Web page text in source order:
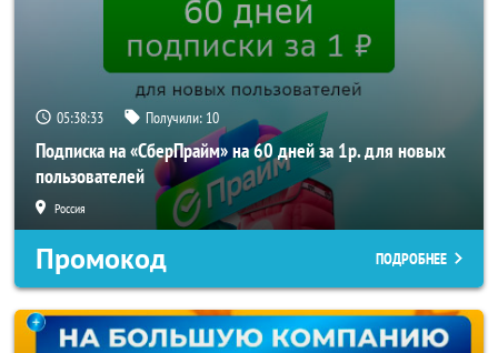
05:38:31 Получили: 10
Подписка на «СберПрайм» на 60 дней за 1р. для новых
пользователей
Россия
Промокод ПОДРОБНЕЕ